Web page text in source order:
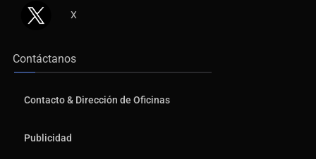
X
Contáctanos
Contacto & Dirección de Oficinas
Publicidad